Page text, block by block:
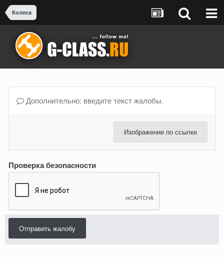
Колеса
Дополнительно: введите текст жалобы.
Изображение по ссылке
Проверка безопасности
Отправить жалобу